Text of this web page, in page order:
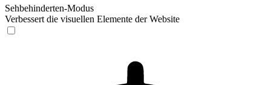
Sehbehinderten-Modus
Verbessert die visuellen Elemente der Website